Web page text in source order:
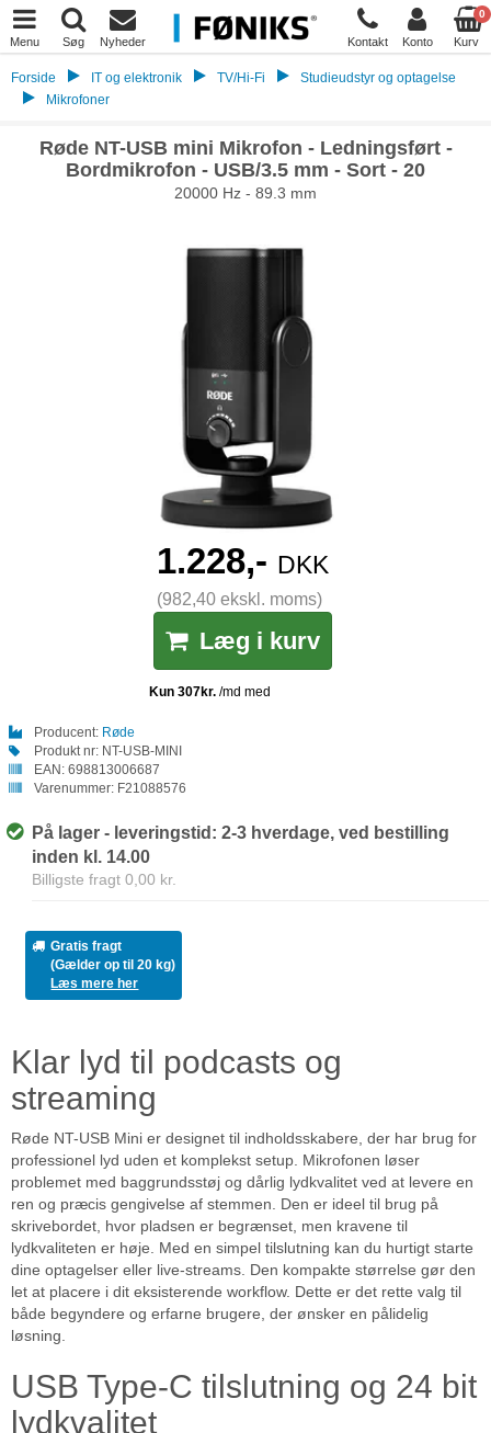
Menu Søg Nyheder Kontakt Konto
0
Kurv
Forside IT og elektronik TV/Hi-Fi
Studieudstyr og optagelse
Mikrofoner
Røde NT-USB mini Mikrofon - Ledningsført -
Bordmikrofon - USB/3.5 mm - Sort - 20
20000 Hz - 89.3 mm
1.228,- DKK
(982,40 ekskl. moms)
Læg i kurv
Producent: Røde
Produkt nr: NT-USB-MINI
EAN: 698813006687
Varenummer: F21088576
På lager - leveringstid: 2-3 hverdage, ved bestilling
inden kl. 14.00
Billigste fragt 0,00 kr.
Gratis fragt
(Gælder op til 20 kg)
Læs mere her
Klar lyd til podcasts og
streaming
Røde NT-USB Mini er designet til indholdsskabere, der har brug for
professionel lyd uden et komplekst setup. Mikrofonen løser
problemet med baggrundsstøj og dårlig lydkvalitet ved at levere en
ren og præcis gengivelse af stemmen. Den er ideel til brug på
skrivebordet, hvor pladsen er begrænset, men kravene til
lydkvaliteten er høje. Med en simpel tilslutning kan du hurtigt starte
dine optagelser eller live-streams. Den kompakte størrelse gør den
let at placere i dit eksisterende workflow. Dette er det rette valg til
både begyndere og erfarne brugere, der ønsker en pålidelig
løsning.
USB Type-C tilslutning og 24 bit
lydkvalitet